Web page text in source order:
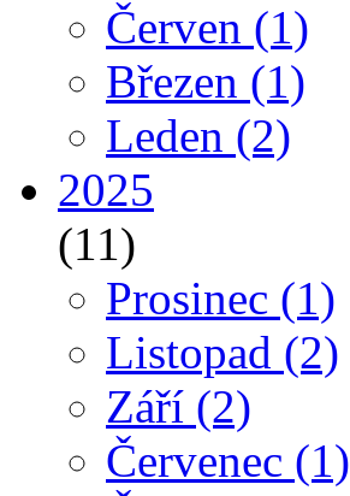
Červen (1)
Březen (1)
Leden (2)
2025
(11)
Prosinec (1)
Listopad (2)
Září (2)
Červenec (1)